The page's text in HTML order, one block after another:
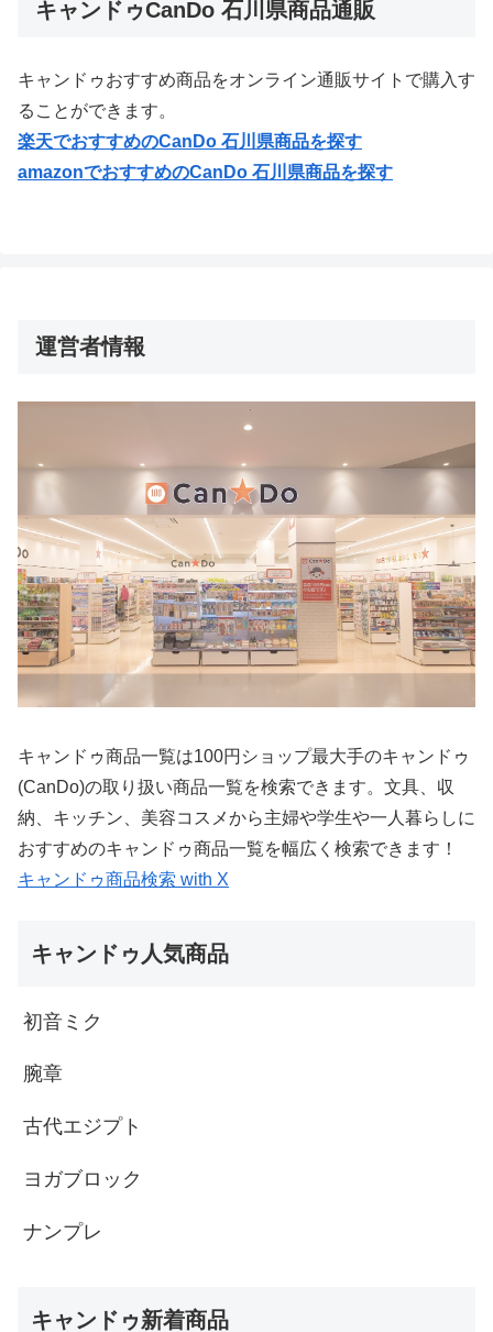
キャンドゥCanDo 石川県商品通販
キャンドゥおすすめ商品をオンライン通販サイトで購入す
ることができます。
楽天でおすすめのCanDo 石川県商品を探す
amazonでおすすめのCanDo 石川県商品を探す
運営者情報
キャンドゥ商品一覧は100円ショップ最大手のキャンドゥ
(CanDo)の取り扱い商品一覧を検索できます。文具、収
納、キッチン、美容コスメから主婦や学生や一人暮らしに
おすすめのキャンドゥ商品一覧を幅広く検索できます！
キャンドゥ商品検索 with X
キャンドゥ人気商品
初音ミク
腕章
古代エジプト
ヨガブロック
ナンプレ
キャンドゥ新着商品